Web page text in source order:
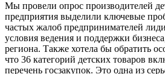
Мы провели опрос производителей
предприятия выделили ключевые
частых жалоб предпринимателей
условия ведения и поддержки
региона. Также хотела бы обратить
что 36 категорий детских товаров
перечень госзакупок. Это одна из